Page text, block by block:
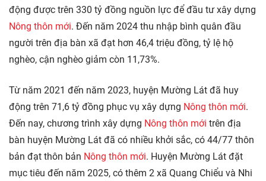
động được trên 330 tỷ đồng nguồn lực để đầu tư xây dựng
Nông thôn mới. Đến năm 2024 thu nhập bình quân đầu
người trên địa bàn xã đạt hơn 46,4 triệu đồng, tỷ lệ hộ
nghèo, cận nghèo giảm còn 11,73%.
Từ năm 2021 đến năm 2023, huyện Mường Lát đã huy
động trên 71,6 tỷ đồng phục vụ xây dựng Nông thôn mới.
Đến nay, chương trình xây dựng Nông thôn mới trên địa
bàn huyện Mường Lát đã có nhiều khởi sắc, có 44/77 thôn
bản đạt thôn bản Nông thôn mới. Huyện Mường Lát đặt
mục tiêu đến năm 2025, có thêm 2 xã Quang Chiểu và Nhi